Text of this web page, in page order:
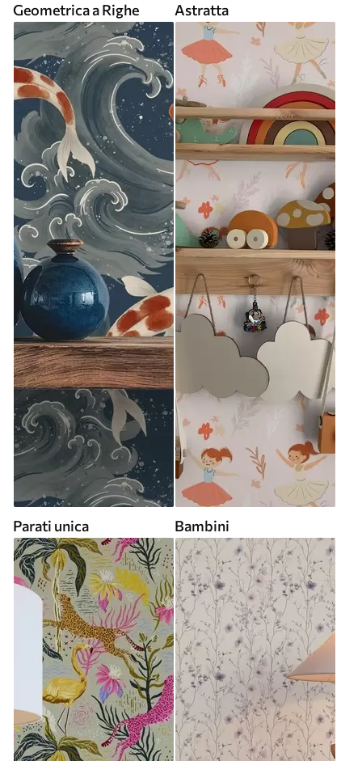
Geometrica a Righe Astratta
Parati unica Bambini